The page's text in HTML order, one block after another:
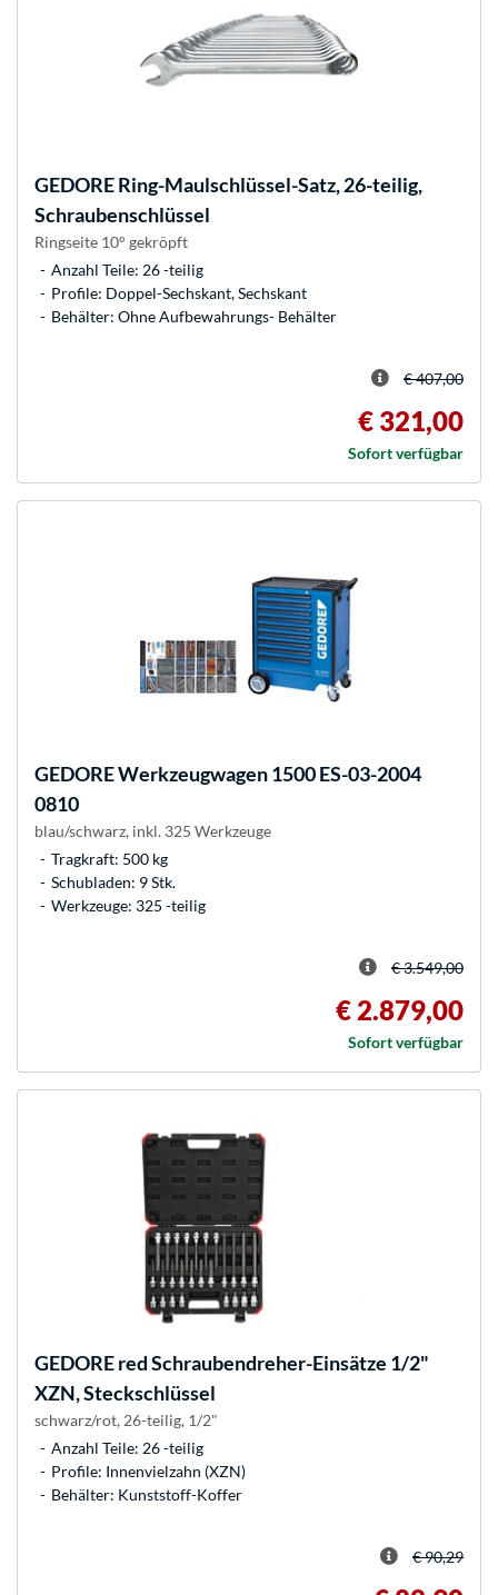
GEDORERing-Maulschlüssel-Satz, 26-teilig,
Schraubenschlüssel
Ringseite 10° gekröpft
Anzahl Teile: 26 -teilig
Profile: Doppel-Sechskant, Sechskant
Behälter: Ohne Aufbewahrungs- Behälter
€ 407,00
€ 321,00
Sofort verfügbar
GEDOREWerkzeugwagen 1500 ES-03-2004
0810
blau/schwarz, inkl. 325 Werkzeuge
Tragkraft: 500 kg
Schubladen: 9 Stk.
Werkzeuge: 325 -teilig
€ 3.549,00
€ 2.879,00
Sofort verfügbar
GEDOREred Schraubendreher-Einsätze 1/2"
XZN, Steckschlüssel
schwarz/rot, 26-teilig, 1/2"
Anzahl Teile: 26 -teilig
Profile: Innenvielzahn (XZN)
Behälter: Kunststoff-Koffer
€ 90,29